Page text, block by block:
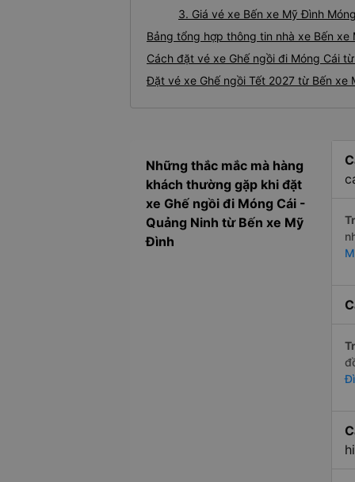
3. Giá vé xe Bến xe Mỹ Đình
Bảng tổng hợp thông tin nhà xe Bến xe
Cách đặt vé xe Ghế ngồi đi Móng Cái
Đặt vé xe Ghế ngồi Tết 2027 từ Bến xe
Những thắc mắc mà hàng
khách thường gặp khi đặt
xe Ghế ngồi đi Móng Cái -
Quảng Ninh từ Bến xe Mỹ
Đình